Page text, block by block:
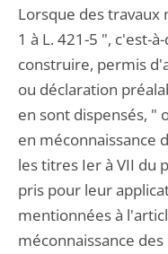
Lorsque des travaux
1 à L. 421-5 ", c'est-
construire, permis
ou déclaration
en sont dispensés, "
en méconnaissance
les titres Ier à VII du
pris pour leur
mentionnées à
méconnaissance